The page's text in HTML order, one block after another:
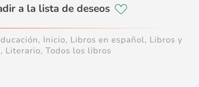
, Inicio, Libros en español, Libros y
, Literario, Todos los libros